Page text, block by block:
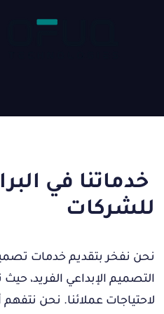
خدماتنا في
للشركات
نحن نفخر بتقديم خدمات
التصميم الإبداعي الفريد،
لاحتياجات عملائنا. نحن